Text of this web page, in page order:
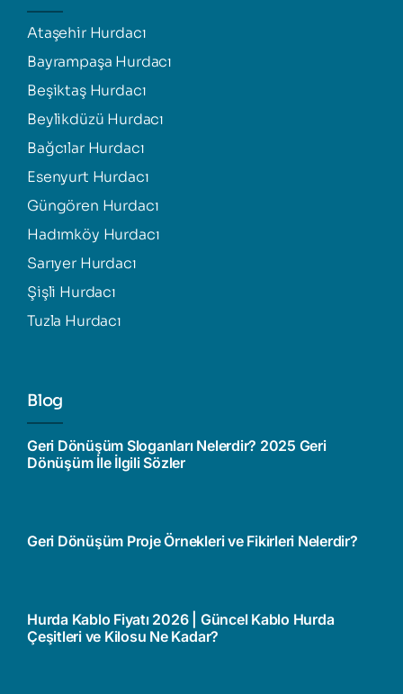
Ataşehir Hurdacı
Bayrampaşa Hurdacı
Beşiktaş Hurdacı
Beylikdüzü Hurdacı
Bağcılar Hurdacı
Esenyurt Hurdacı
Güngören Hurdacı
Hadımköy Hurdacı
Sarıyer Hurdacı
Şişli Hurdacı
Tuzla Hurdacı
Blog
Geri Dönüşüm Sloganları Nelerdir? 2025 Geri
Dönüşüm İle İlgili Sözler
Geri Dönüşüm Proje Örnekleri ve Fikirleri Nelerdir?
Hurda Kablo Fiyatı 2026 | Güncel Kablo Hurda
Çeşitleri ve Kilosu Ne Kadar?